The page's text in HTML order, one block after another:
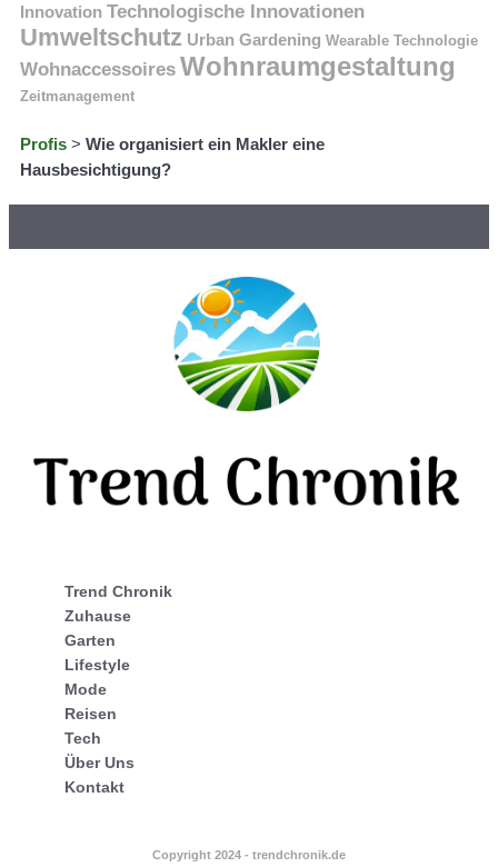
Innovation Technologische Innovationen
Umweltschutz Urban Gardening Wearable Technologie
Wohnaccessoires Wohnraumgestaltung
Zeitmanagement
Profis > Wie organisiert ein Makler eine
Hausbesichtigung?
Trend Chronik
Zuhause
Garten
Lifestyle
Mode
Reisen
Tech
Über Uns
Kontakt
Copyright 2024 - trendchronik.de